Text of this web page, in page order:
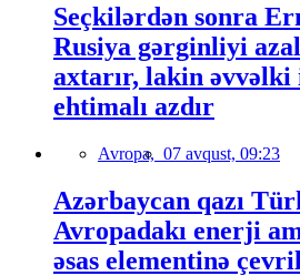
Seçkilərdən sonra
Rusiya gərginliyi
axtarır, lakin əvvəlki
ehtimalı azdır
Avropa, 07 avqust, 09:23
Azərbaycan qazı
Avropadakı enerji
əsas elementinə